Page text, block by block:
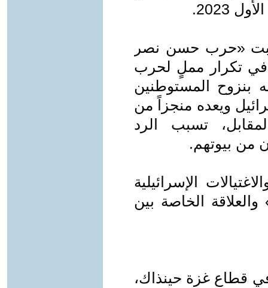
2023.
«حرب حسن نصر
في تكرار مملٍ لحرب
بنزوح المستوطنين
ويعده منجزاً من
تسبب الرد
من بيوتهم.
الإسرائيلية
الخاصة بين
قطاع غزة حينذاك،